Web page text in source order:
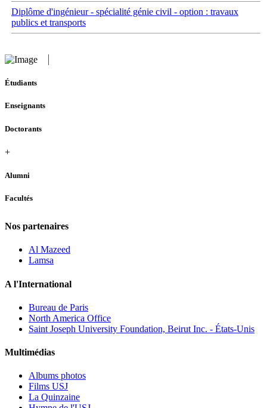
Diplôme d'ingénieur - spécialité génie civil - option : travaux
publics et transports
Étudiants
Enseignants
Doctorants
+
Alumni
Facultés
Nos partenaires
Al Mazeed
Lamsa
A l'International
Bureau de Paris
North America Office
Saint Joseph University Foundation, Beirut Inc. - États-Unis
Multimédias
Albums photos
Films USJ
La Quinzaine